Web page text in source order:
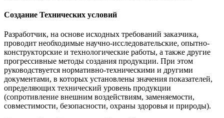
Создание Технических условий
Разработчик, на основе исходных требований заказчика,
проводит необходимые научно-исследовательские, опытно-
конструкторские и технологические работы, а также другие
прогрессивные методы создания продукции. При этом
руководствуется нормативно-техническими и другими
документами, в которых установлены значения показателей,
определяющих технический уровень продукции
(сопротивление внешним воздействиям, заменяемости,
совместимости, безопасности, охраны здоровья и природы).